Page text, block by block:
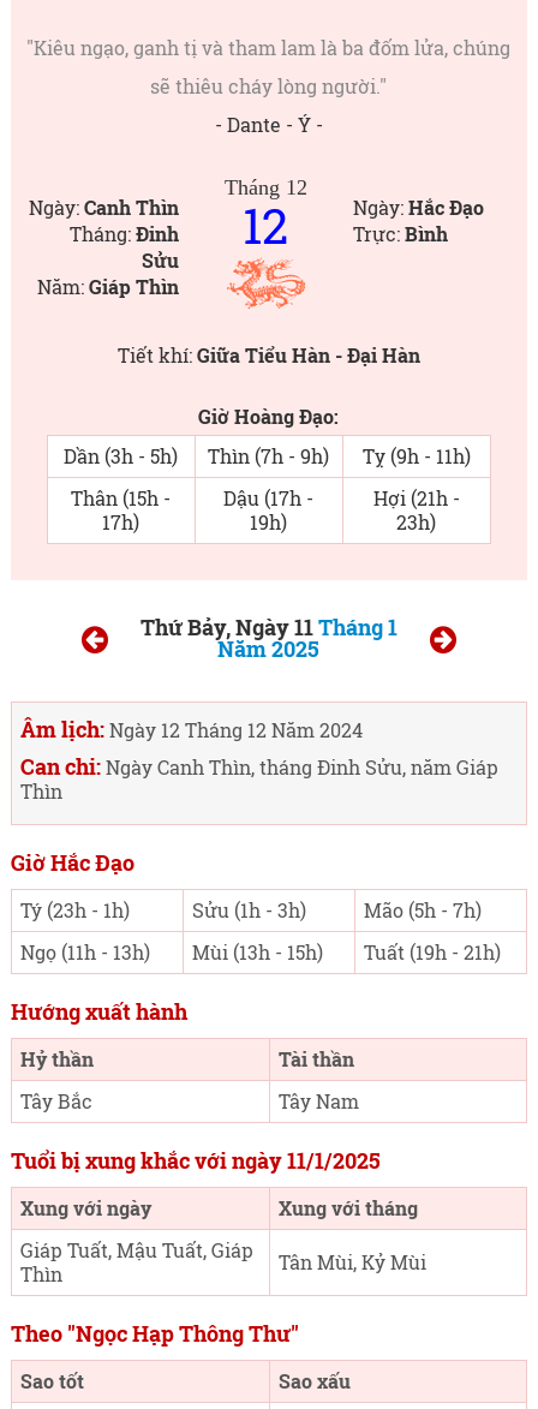
"Kiêu ngạo, ganh tị và tham lam là ba đốm lửa, chúng
sẽ thiêu cháy lòng người."
- Dante - Ý -
Ngày:Canh Thìn
Tháng:Đinh
Sửu
Năm:Giáp Thìn
Tháng 12
12 Ngày:Hắc Đạo
Trực:Bình
Tiết khí:Giữa Tiểu Hàn - Đại Hàn
Giờ Hoàng Đạo:
Dần (3h - 5h)
Thìn (7h - 9h)
Tỵ (9h - 11h)
Thân (15h -
17h)
Dậu (17h -
19h)
Hợi (21h -
23h)
Thứ Bảy, Ngày 11Tháng 1
Năm 2025
Âm lịch:Ngày 12 Tháng 12 Năm 2024
Can chi:Ngày Canh Thìn, tháng Đinh Sửu, năm Giáp
Thìn
Giờ Hắc Đạo
Tý (23h - 1h) Sửu (1h - 3h)
Mão (5h - 7h)
Ngọ (11h - 13h)
Mùi (13h - 15h) Tuất (19h - 21h)
Hướng xuất hành
Hỷ thần
Tài thần
Tây Bắc
Tây Nam
Tuổi bị xung khắc với ngày 11/1/2025
Xung với ngày
Xung với tháng
Giáp Tuất, Mậu Tuất, Giáp
Thìn
Tân Mùi, Kỷ Mùi
Theo "Ngọc Hạp Thông Thư"
Sao tốt
Sao xấu